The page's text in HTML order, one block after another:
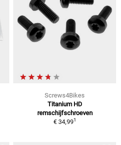
Screws4Bikes
Titanium HD
remschijfschroeven
€ 34,991